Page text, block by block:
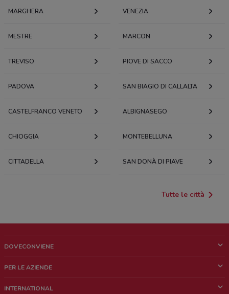
MARGHERA VENEZIA
MESTRE MARCON
TREVISO PIOVE DI SACCO
PADOVA SAN BIAGIO DI CALLALTA
CASTELFRANCO VENETO ALBIGNASEGO
CHIOGGIA MONTEBELLUNA
CITTADELLA SAN DONÀ DI PIAVE
Tutte le città
DOVECONVIENE
Chi siamo
PER LE AZIENDE
INTERNATIONAL